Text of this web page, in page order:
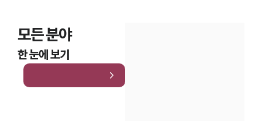
모든 분야
한 눈에 보기